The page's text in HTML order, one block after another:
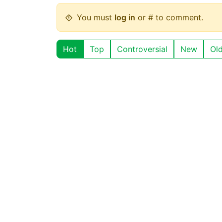
You must log in or # to comment.
Hot Top Controversial New Old